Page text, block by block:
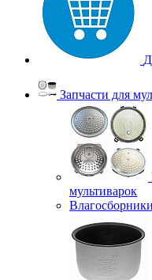
Запчасти для
мультиварок